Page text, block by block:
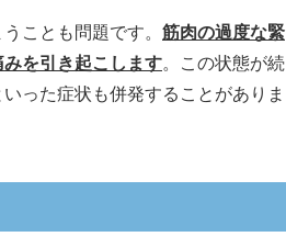
ことも問題です。 筋肉の過度な緊
を引き起こします。この状態が続
った症状も併発することがありま